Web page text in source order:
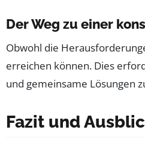
Der Weg zu einer
Obwohl die
erreichen können. Dies
und gemeinsame Lösungen
Fazit und